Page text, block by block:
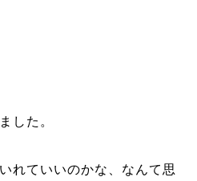
した。
れていいのかな、なんて思